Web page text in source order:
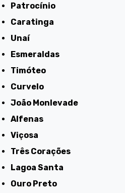
Patrocínio
Caratinga
Unaí
Esmeraldas
Timóteo
Curvelo
João Monlevade
Alfenas
Viçosa
Três Corações
Lagoa Santa
Ouro Preto